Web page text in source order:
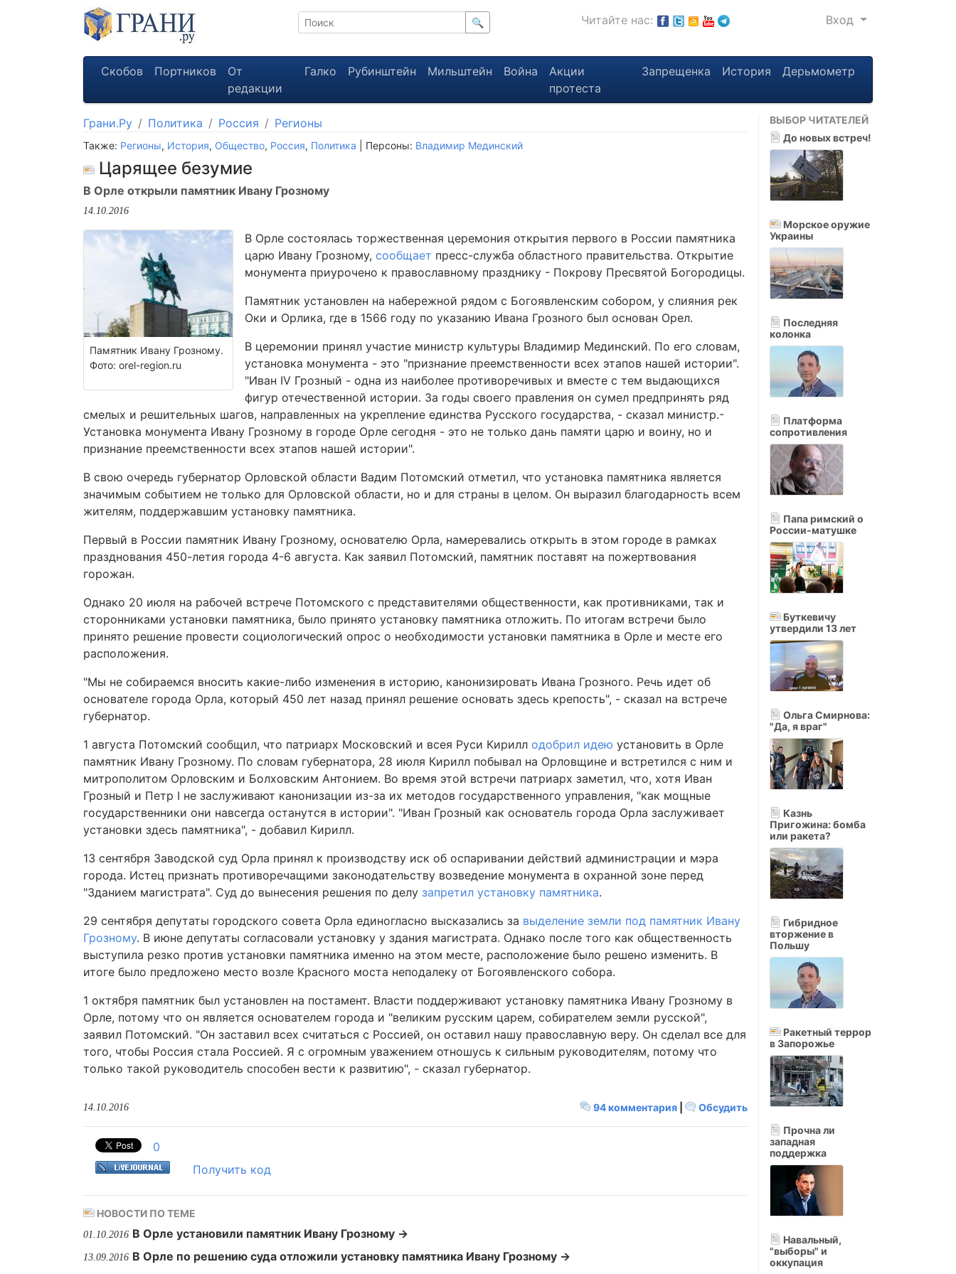
🔍 Читайте нас: Вход
Скобов Портников
От
редакции
Галко Рубинштейн Мильштейн Война
Акции
протеста
Запрещенка История Дерьмометр
Грани.Ру Политика Россия Регионы
Также: Регионы, История, Общество, Россия, Политика | Персоны: Владимир Мединский
Царящее безумие
В Орле открыли памятник Ивану Грозному
14.10.2016
Памятник Ивану Грозному.
Фото: orel-region.ru
В Орле состоялась торжественная церемония открытия первого в России памятника
царю Ивану Грозному, сообщает пресс-служба областного правительства. Открытие
монумента приурочено к православному празднику - Покрову Пресвятой Богородицы.
Памятник установлен на набережной рядом с Богоявленским собором, у слияния рек
Оки и Орлика, где в 1566 году по указанию Ивана Грозного был основан Орел.
В церемонии принял участие министр культуры Владимир Мединский. По его словам,
установка монумента - это "признание преемственности всех этапов нашей истории".
"Иван IV Грозный - одна из наиболее противоречивых и вместе с тем выдающихся
фигур отечественной истории. За годы своего правления он сумел предпринять ряд
смелых и решительных шагов, направленных на укрепление единства Русского государства, - сказал министр.-
Установка монумента Ивану Грозному в городе Орле сегодня - это не только дань памяти царю и воину, но и
признание преемственности всех этапов нашей истории".
В свою очередь губернатор Орловской области Вадим Потомский отметил, что установка памятника является
значимым событием не только для Орловской области, но и для страны в целом. Он выразил благодарность всем
жителям, поддержавшим установку памятника.
Первый в России памятник Ивану Грозному, основателю Орла, намеревались открыть в этом городе в рамках
празднования 450-летия города 4-6 августа. Как заявил Потомский, памятник поставят на пожертвования
горожан.
Однако 20 июля на рабочей встрече Потомского с представителями общественности, как противниками, так и
сторонниками установки памятника, было принято установку памятника отложить. По итогам встречи было
принято решение провести социологический опрос о необходимости установки памятника в Орле и месте его
расположения.
"Мы не собираемся вносить какие-либо изменения в историю, канонизировать Ивана Грозного. Речь идет об
основателе города Орла, который 450 лет назад принял решение основать здесь крепость", - сказал на встрече
губернатор.
1 августа Потомский сообщил, что патриарх Московский и всея Руси Кирилл одобрил идею установить в Орле
памятник Ивану Грозному. По словам губернатора, 28 июля Кирилл побывал на Орловщине и встретился с ним и
митрополитом Орловским и Болховским Антонием. Во время этой встречи патриарх заметил, что, хотя Иван
Грозный и Петр I не заслуживают канонизации из-за их методов государственного управления, "как мощные
государственники они навсегда останутся в истории". "Иван Грозный как основатель города Орла заслуживает
установки здесь памятника", - добавил Кирилл.
13 сентября Заводской суд Орла принял к производству иск об оспаривании действий администрации и мэра
города. Истец признать противоречащими законодательству возведение монумента в охранной зоне перед
"Зданием магистрата". Суд до вынесения решения по делу запретил установку памятника.
29 сентября депутаты городского совета Орла единогласно высказались за выделение земли под памятник Ивану
Грозному. В июне депутаты согласовали установку у здания магистрата. Однако после того как общественность
выступила резко против установки памятника именно на этом месте, расположение было решено изменить. В
итоге было предложено место возле Красного моста неподалеку от Богоявленского собора.
1 октября памятник был установлен на постамент. Власти поддерживают установку памятника Ивану Грозному в
Орле, потому что он является основателем города и "великим русским царем, собирателем земли русской",
заявил Потомский. "Он заставил всех считаться с Россией, он оставил нашу православную веру. Он сделал все для
того, чтобы Россия стала Россией. Я с огромным уважением отношусь к сильным руководителям, потому что
только такой руководитель способен вести к развитию", - сказал губернатор.
94 комментария Обсудить
14.10.2016
0
Получить код
НОВОСТИ ПО ТЕМЕ
01.10.2016 В Орле установили памятник Ивану Грозному →
13.09.2016 В Орле по решению суда отложили установку памятника Ивану Грозному →
ВЫБОР ЧИТАТЕЛЕЙ
До новых встреч!
Морское оружие
Украины
Последняя
колонка
Платформа
сопротивления
Папа римский о
России-матушке
Буткевичу
утвердили 13 лет
Ольга Смирнова:
"Да, я враг"
Казнь
Пригожина: бомба
или ракета?
Гибридное
вторжение в
Польшу
Ракетный террор
в Запорожье
Прочна ли
западная
поддержка
Навальный,
"выборы" и
оккупация